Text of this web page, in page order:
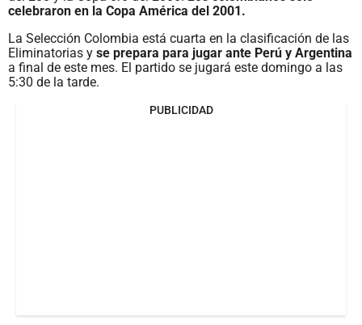
celebraron en la Copa América del 2001.
La Selección Colombia está cuarta en la clasificación de las
Eliminatorias y se prepara para jugar ante Perú y Argentina
a final de este mes. El partido se jugará este domingo a las
5:30 de la tarde.
PUBLICIDAD